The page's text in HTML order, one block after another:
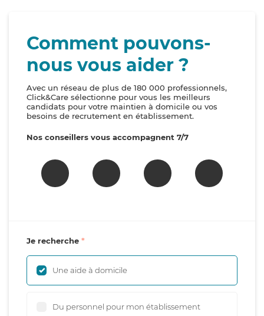
Comment pouvons-
nous vous aider ?
Avec un réseau de plus de 180 000 professionnels,
Click&Care sélectionne pour vous les meilleurs
candidats pour votre maintien à domicile ou vos
besoins de recrutement en établissement.
Nos conseillers vous accompagnent 7/7
Je recherche
Une aide à domicile
Du personnel pour mon établissement